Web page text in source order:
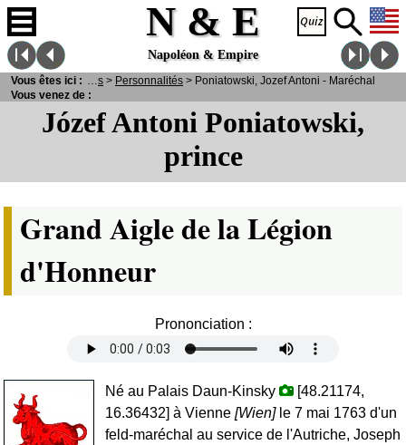
N & E
Napoléon & Empire
Józef Antoni Poniatowski,
prince
Grand Aigle de la Légion
d'Honneur
Prononciation :
Né au Palais Daun-Kinsky
[48.21174,
16.36432] à Vienne [Wien]le 7 mai 1763 d'un
feld-maréchal au service de l'Autriche, Joseph
Vous êtes ici :
& E> Personnages > Personnalités > Poniatowski, Jozef Antoni - Maréchal
Vous venez de :